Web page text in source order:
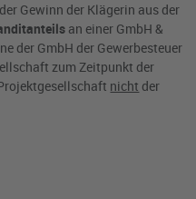
Gewinn der Klägerin aus der
an einer GmbH &
der GmbH der Gewerbesteuer
zum Zeitpunkt der
nicht der